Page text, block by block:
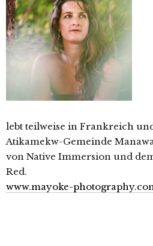
lebt teilweise in Frankreich
Atikamekw-Gemeinde
von Native Immersion und
Red.
www.mayoke-